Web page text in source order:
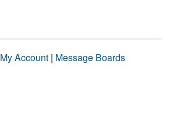
My Account | Message Boards